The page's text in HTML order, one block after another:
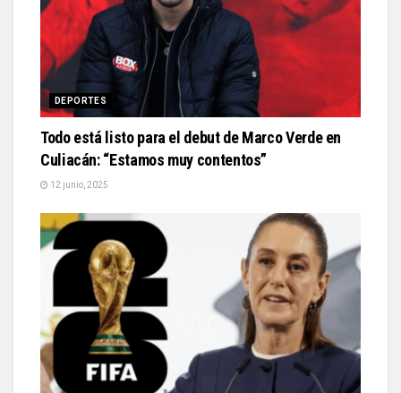
DEPORTES
Todo está listo para el debut de Marco Verde en
Culiacán: “Estamos muy contentos”
12 junio, 2025